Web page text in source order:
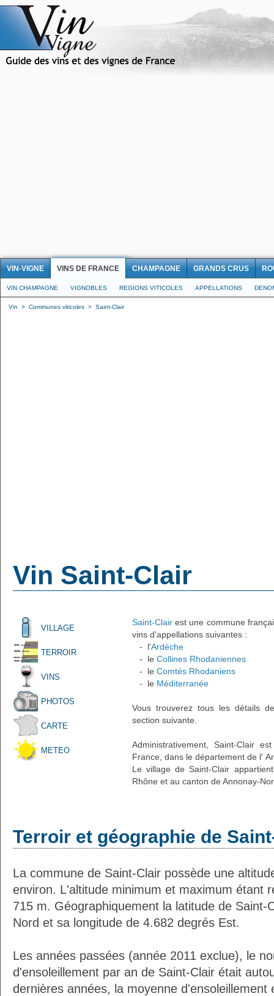
VIN-VIGNE VINS DE FRANCE CHAMPAGNE GRANDS CRUS
VIN CHAMPAGNE VIGNOBLES REGIONS VITICOLES APPELLATIONS
Vin > Communes viticoles > Saint-Clair
Vin Saint-Clair
VILLAGE
TERROIR
VINS
PHOTOS
CARTE
METEO
Saint-Clair est une commune
vins d'appellations suivantes :
- l'Ardèche
- le Collines Rhodaniennes
- le Comtés Rhodaniens
- le Méditerranée
Vous trouverez tous les détails
section suivante.
Administrativement, Saint-Clair
France, dans le département de l'
Le village de Saint-Clair
Rhône et au canton de Annonay-
Terroir et géographie de
La commune de Saint-Clair possède une
environ. L'altitude minimum et maximum étant
715 m. Géographiquement la latitude de Saint-
Nord et sa longitude de 4.682 degrés Est.
Les années passées (année 2011 exclue), le
d'ensoleillement par an de Saint-Clair était
dernières années, la moyenne d'ensoleillement